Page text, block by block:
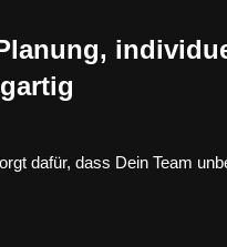
dafür, dass Dein Team